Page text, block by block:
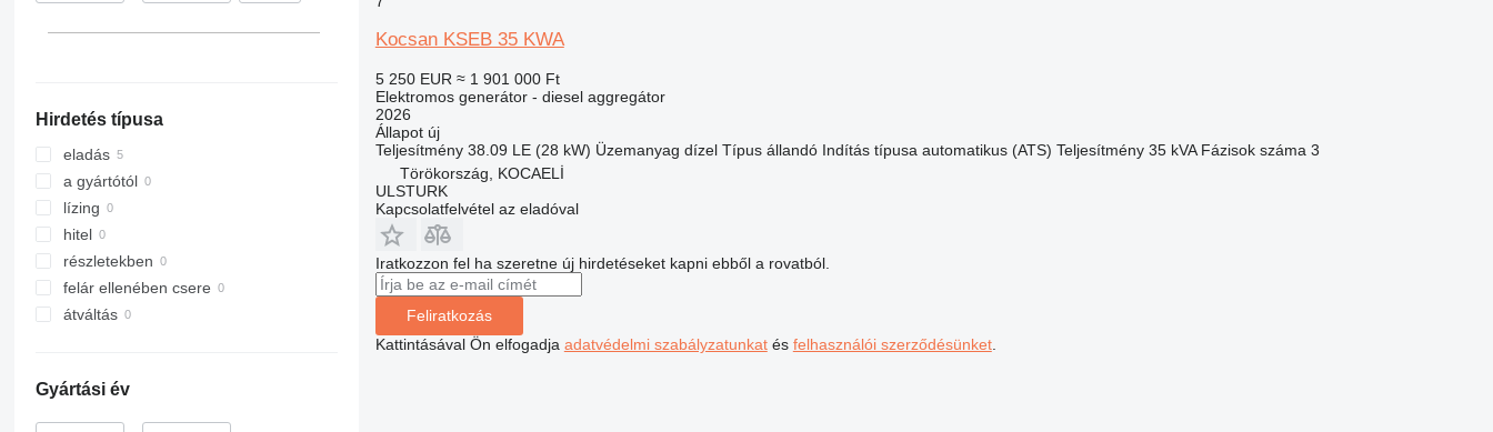
Hirdetés típusa
eladás
a gyártótól
lízing
hitel
részletekben
felár ellenében csere
átváltás
Gyártási év
Kocsan KSEB 35 KWA
5 250 EUR ≈ 1 901 000 Ft
Elektromos generátor - diesel aggregátor
2026
Állapotúj
Teljesítmény 38.09 LE (28 kW) Üzemanyag dízel Típus állandó Indítás típusa automatikus (ATS) Teljesítmény 35 kVA Fázisok száma 3
Törökország, KOCAELİ
ULSTURK
Kapcsolatfelvétel az eladóval
Iratkozzon fel ha szeretne új hirdetéseket kapni ebből a rovatból.
Feliratkozás
Kattintásával Ön elfogadja adatvédelmi szabályzatunkatés felhasználói szerződésünket.